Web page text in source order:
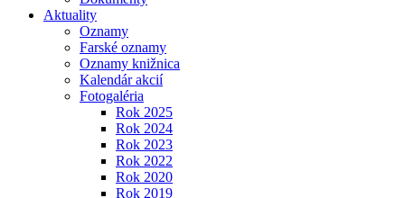
Aktuality
Oznamy
Farské oznamy
Oznamy knižnica
Kalendár akcií
Fotogaléria
Rok 2025
Rok 2024
Rok 2023
Rok 2022
Rok 2020
Rok 2019